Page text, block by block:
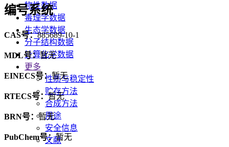
物性数据
毒理学数据
生态学数据
分子结构数据
计算化学数据
更多
性质与稳定性
贮存方法
合成方法
用途
安全信息
文献
编号系统
CAS号：885689-10-1
MDL号：暂无
EINECS号：暂无
RTECS号：暂无
BRN号：暂无
PubChem号：暂无